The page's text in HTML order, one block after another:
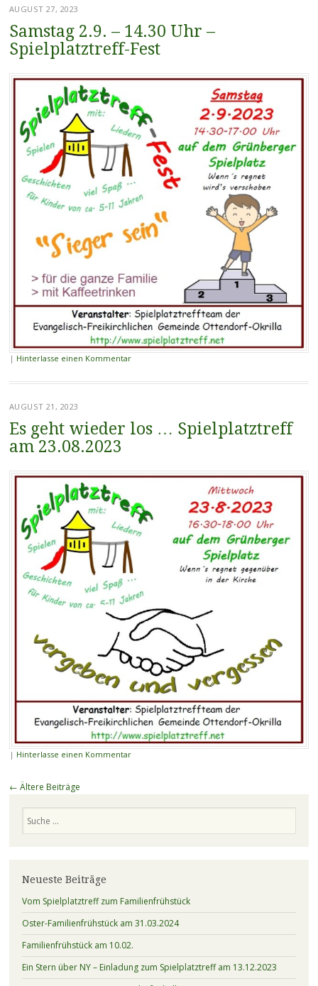
AUGUST 27, 2023
Samstag 2.9. – 14.30 Uhr –
Spielplatztreff-Fest
| Hinterlasse einen Kommentar
AUGUST 21, 2023
Es geht wieder los … Spielplatztreff
am 23.08.2023
| Hinterlasse einen Kommentar
Beitragsnavigation
← Ältere Beiträge
Neueste Beiträge
Vom Spielplatztreff zum Familienfrühstück
Oster-Familienfrühstück am 31.03.2024
Familienfrühstück am 10.02.
Ein Stern über NY – Einladung zum Spielplatztreff am 13.12.2023